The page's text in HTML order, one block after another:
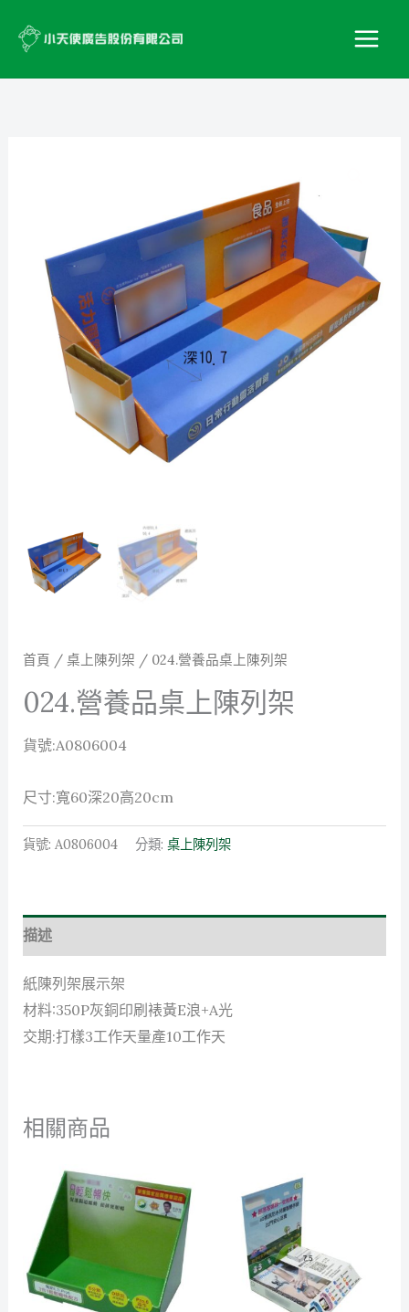
首頁 / 桌上陳列架 / 024.營養品桌上陳列架
024.營養品桌上陳列架
貨號:A0806004
尺寸:寬60深20高20cm
貨號: A0806004 分類: 桌上陳列架
描述
紙陳列架展示架
材料:350P灰銅印刷裱黃E浪+A光
交期:打樣3工作天量產10工作天
相關商品